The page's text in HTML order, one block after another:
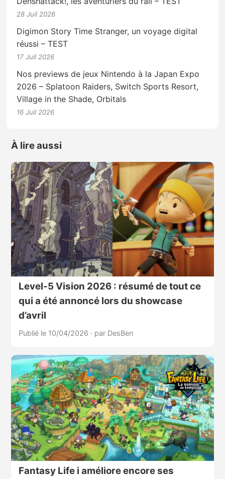
28 Juil 2026
Digimon Story Time Stranger, un voyage digital
réussi – TEST
17 Juil 2026
Nos previews de jeux Nintendo à la Japan Expo
2026 – Splatoon Raiders, Switch Sports Resort,
Village in the Shade, Orbitals
16 Juil 2026
À lire aussi
Level-5 Vision 2026 : résumé de tout ce
qui a été annoncé lors du showcase
d’avril
Publié le 10/04/2026 · par DesBen
Fantasy Life i améliore encore ses